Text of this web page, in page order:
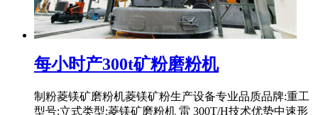
每小时产300t矿粉磨粉机
制粉菱镁矿磨粉机菱镁矿粉生产设备专业品质品牌:重工
型号:立式类型:菱镁矿磨粉机 雷 300T/H技术优势中速形